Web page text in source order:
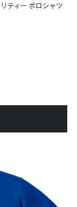
ティー ポロシャツ